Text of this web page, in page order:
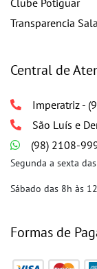
Clube Potiguar
Transparencia
Central de
Imperatriz -
São Luís e
(98) 2108-
Segunda a sexta
Sábado das 8h às
Formas de